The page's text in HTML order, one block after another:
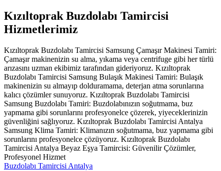
Kızıltoprak Buzdolabı Tamircisi
Hizmetlerimiz
Kızıltoprak Buzdolabı Tamircisi Samsung Çamaşır Makinesi Tamiri:
Çamaşır makinenizin su alma, yıkama veya centrifuge gibi her türlü
arızasını uzman ekibimiz tarafından gideriyoruz. Kızıltoprak
Buzdolabı Tamircisi Samsung Bulaşık Makinesi Tamiri: Bulaşık
makinenizin su almayıp dolduramama, deterjan atma sorunlarına
kalıcı çözümler sunuyoruz. Kızıltoprak Buzdolabı Tamircisi
Samsung Buzdolabı Tamiri: Buzdolabınızın soğutmama, buz
yapmama gibi sorunlarını profesyonelce çözerek, yiyeceklerinizin
güvenliğini sağlıyoruz. Kızıltoprak Buzdolabı Tamircisi Antalya
Samsung Klima Tamiri: Klimanızın soğutmama, buz yapmama gibi
sorunlarını profesyonelce çözüyoruz. Kızıltoprak Buzdolabı
Tamircisi Antalya Beyaz Eşya Tamircisi: Güvenilir Çözümler,
Profesyonel Hizmet
Buzdolabı Tamircisi Antalya